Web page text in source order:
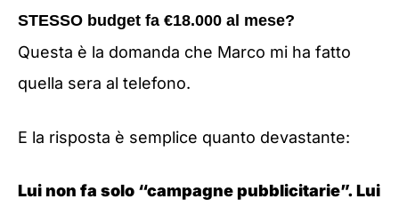
STESSO budget fa €18.000 al mese?
Questa è la domanda che Marco mi ha fatto
quella sera al telefono.
E la risposta è semplice quanto devastante:
Lui non fa solo “campagne pubblicitarie”. Lui